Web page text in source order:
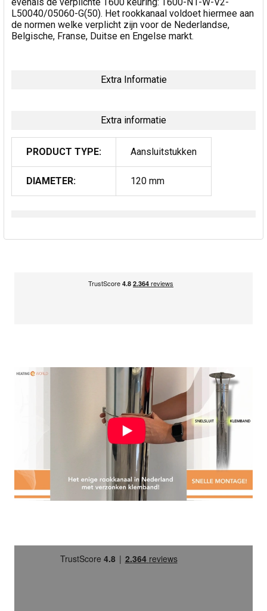
L50040/05060-G(50). Het rookkanaal voldoet hiermee aan
de normen welke verplicht zijn voor de Nederlandse,
Belgische, Franse, Duitse en Engelse markt.
Extra Informatie
Extra informatie
PRODUCT TYPE: Aansluitstukken
DIAMETER: 120 mm